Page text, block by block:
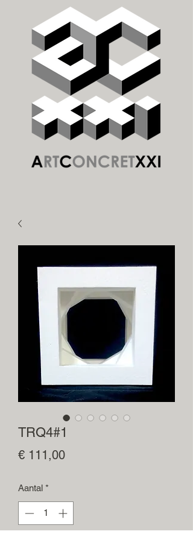
TRQ4#1
€ 111,00Prijs
Aantal *